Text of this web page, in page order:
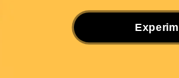
ou quebradiços!